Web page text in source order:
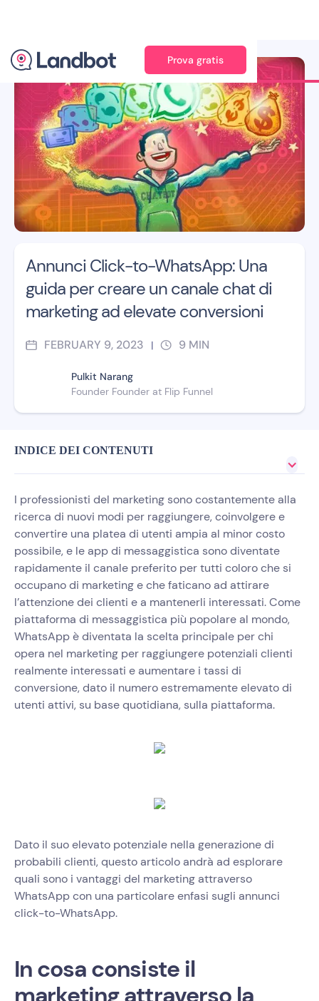
Prova gratis
Annunci Click-to-WhatsApp: Una
guida per creare un canale chat di
marketing ad elevate conversioni
FEBRUARY 9, 2023 | 9 MIN
Pulkit Narang
Founder Founder at Flip Funnel
Illustrazione: Xèlon XLF
INDICE DEI CONTENUTI
I professionisti del marketing sono costantemente alla
ricerca di nuovi modi per raggiungere, coinvolgere e
convertire una platea di utenti ampia al minor costo
possibile, e le app di messaggistica sono diventate
rapidamente il canale preferito per tutti coloro che si
occupano di marketing e che faticano ad attirare
l’attenzione dei clienti e a mantenerli interessati. Come
piattaforma di messaggistica più popolare al mondo,
WhatsApp è diventata la scelta principale per chi
opera nel marketing per raggiungere potenziali clienti
realmente interessati e aumentare i tassi di
conversione, dato il numero estremamente elevato di
utenti attivi, su base quotidiana, sulla piattaforma.
Dato il suo elevato potenziale nella generazione di
probabili clienti, questo articolo andrà ad esplorare
quali sono i vantaggi del marketing attraverso
WhatsApp con una particolare enfasi sugli annunci
click-to-WhatsApp.
In cosa consiste il